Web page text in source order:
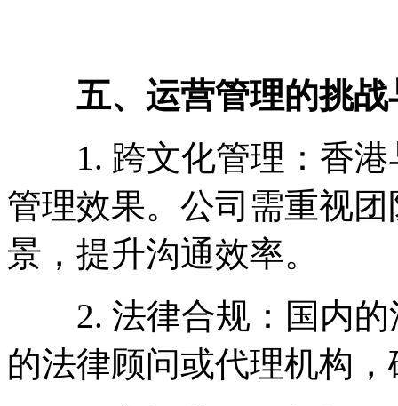
五、运营管理的挑战
1. 跨文化管理：香港
管理效果。公司需重视
景，提升沟通效率。
2. 法律合规：国内的
的法律顾问或代理机构